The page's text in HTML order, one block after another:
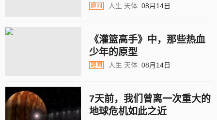
趣闻 人生 天体 08月14日
《灌篮高手》中，那些热血
少年的原型
趣闻 人生 天体 08月14日
7天前，我们曾离一次重大的
地球危机如此之近